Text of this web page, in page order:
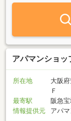
アパマンショ
所在地
大阪
Ｆ
最寄駅
阪急
情報提供元
アパ